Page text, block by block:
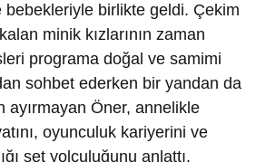
bebekleriyle birlikte geldi. Çekim
minik kızlarının zaman
programa doğal ve samimi
sohbet ederken bir yandan da
ayırmayan Öner, annelikle
oyunculuk kariyerini ve
set yolculuğunu anlattı.